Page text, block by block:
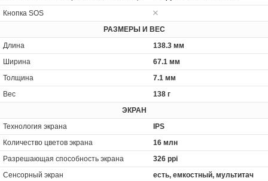
Кнопка SOS
РАЗМЕРЫ И ВЕС
Длина
138.3 мм
Ширина
67.1 мм
Толщина
7.1 мм
Вес
138 г
ЭКРАН
Технология экрана
IPS
Количество цветов экрана
16 млн
Разрешающая способность экрана
326 ppi
Сенсорный экран
есть, емкостный, мультитач